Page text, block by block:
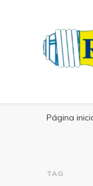
Página
TAG